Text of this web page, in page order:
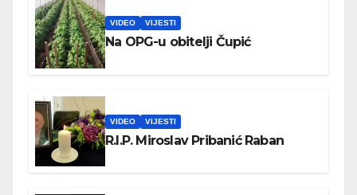
VIDEO VIJESTI
Na OPG-u obitelji Čupić
VIDEO VIJESTI
R.I.P. Miroslav Pribanić Raban